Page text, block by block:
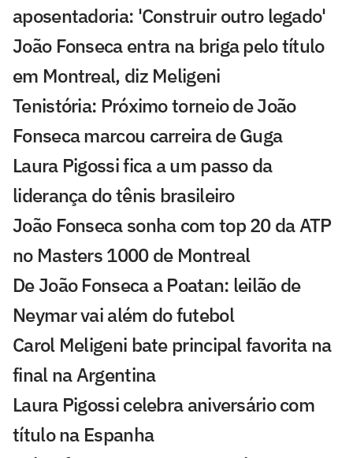
aposentadoria: 'Construir outro legado'
João Fonseca entra na briga pelo título
em Montreal, diz Meligeni
Tenistória: Próximo torneio de João
Fonseca marcou carreira de Guga
Laura Pigossi fica a um passo da
liderança do tênis brasileiro
João Fonseca sonha com top 20 da ATP
no Masters 1000 de Montreal
De João Fonseca a Poatan: leilão de
Neymar vai além do futebol
Carol Meligeni bate principal favorita na
final na Argentina
Laura Pigossi celebra aniversário com
título na Espanha